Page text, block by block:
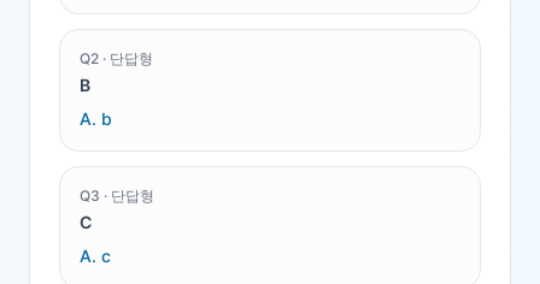
Q2 · 단답형
B
A. b
Q3 · 단답형
C
A. c